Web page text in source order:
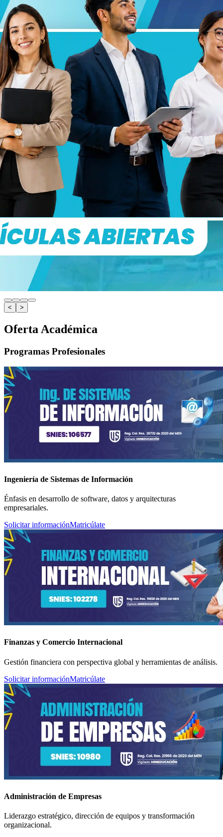
< >
Oferta Académica
Programas Profesionales
Ingeniería de Sistemas de Información
Énfasis en desarrollo de software, datos y arquitecturas
empresariales.
Solicitar informaciónMatricúlate
Finanzas y Comercio Internacional
Gestión financiera con perspectiva global y herramientas de análisis.
Solicitar informaciónMatricúlate
Administración de Empresas
Liderazgo estratégico, dirección de equipos y transformación
organizacional.